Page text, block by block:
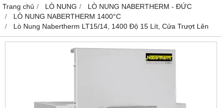
Trang chủ LÒ NUNG
LÒ NUNG NABERTHERM - ĐỨC
LÒ NUNG NABERTHERM 1400°C
Lò Nung Nabertherm LT15/14, 1400 Độ 15 Lít, Cửa Trượt Lên